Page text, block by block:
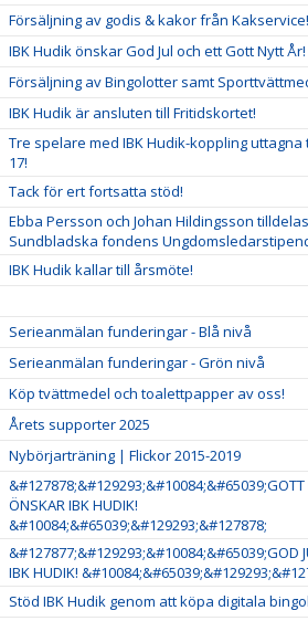
IBIS INLOGGNING
HALLBOKNING
SPONSORER
LIVESÄNDNINGAR / HIGHLIGHTS
Försäljning av godis & kakor från Kakservice!
IBK Hudik önskar God Jul och ett Gott Nytt År!
Försäljning av Bingolotter samt
IBK Hudik är ansluten till Fritidskortet!
Tre spelare med IBK Hudik-koppling uttagna
17!
Tack för ert fortsatta stöd!
Ebba Persson och Johan Hildingsson tilldelas
Sundbladska fondens
IBK Hudik kallar till årsmöte!
Serieanmälan funderingar - Blå nivå
Serieanmälan funderingar - Grön nivå
Köp tvättmedel och toalettpapper av oss!
Årets supporter 2025
Nybörjarträning | Flickor 2015-2019
&#127878;&#129293;&#10084;&#65039;GOTT
ÖNSKAR IBK HUDIK!
&#10084;&#65039;&#129293;&#127878;
&#127877;&#129293;&#10084;&#65039;GOD
IBK HUDIK!
Stöd IBK Hudik genom att köpa digitala